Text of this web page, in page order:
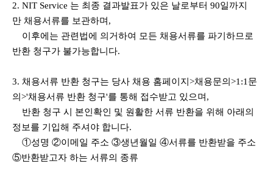
2. NIT Service 는 최종 결과발표가 있은 날로부터 90일까지
만 채용서류를 보관하며,
이후에는 관련법에 의거하여 모든 채용서류를 파기하므로
반환 청구가 불가능합니다.
3. 채용서류 반환 청구는 당사 채용 홈페이지>채용문의>1:1문
의>'채용서류 반환 청구'를 통해 접수받고 있으며,
반환 청구 시 본인확인 및 원활한 서류 반환을 위해 아래의
정보를 기입해 주셔야 합니다.
①성명 ②이메일 주소 ③생년월일 ④서류를 반환받을 주소
⑤반환받고자 하는 서류의 종류